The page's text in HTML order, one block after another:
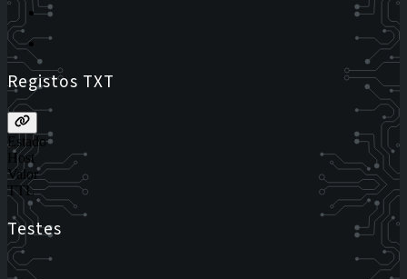
Registos TXT
Estado
Host
Valor
TTL
Testes